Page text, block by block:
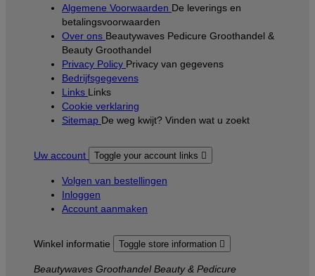
Algemene Voorwaarden De leverings en
betalingsvoorwaarden
Over ons Beautywaves Pedicure Groothandel &
Beauty Groothandel
Privacy Policy Privacy van gegevens
Bedrijfsgegevens
Links Links
Cookie verklaring
Sitemap De weg kwijt? Vinden wat u zoekt
Uw account Toggle your account links 
Volgen van bestellingen
Inloggen
Account aanmaken
Winkel informatie Toggle store information 
Beautywaves Groothandel Beauty & Pedicure